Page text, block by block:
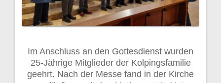
Im Anschluss an den Gottesdienst wurden
25-Jährige Mitglieder der Kolpingsfamilie
geehrt. Nach der Messe fand in der Kirche